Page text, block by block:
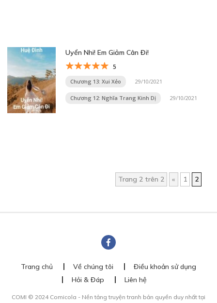
Uyển Nhi! Em Giảm Cân Đi!
5
Chương 13: Xui Xẻo 29/10/2021
Chương 12: Nghĩa Trang Kinh Dị 29/10/2021
Trang 2 trên 2 « 1 2
Trang chủ Về chúng tôi
Điều khoản sử dụng
Hỏi & Đáp
Liên hệ
COMI © 2024 Comicola - Nền tảng truyện tranh bản quyền duy nhất tại